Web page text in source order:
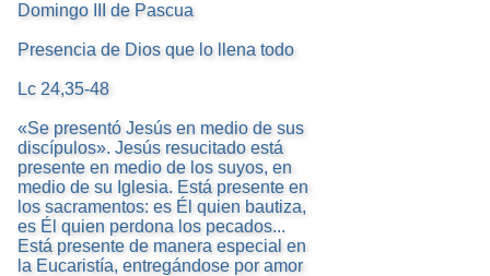
Domingo III de Pascua
Presencia de Dios que lo llena todo
Lc 24,35-48
«Se presentó Jesús en medio de sus
discípulos». Jesús resucitado está
presente en medio de los suyos, en
medio de su Iglesia. Está presente en
los sacramentos: es Él quien bautiza,
es Él quien perdona los pecados...
Está presente de manera especial en
la Eucaristía, entregándose por amor